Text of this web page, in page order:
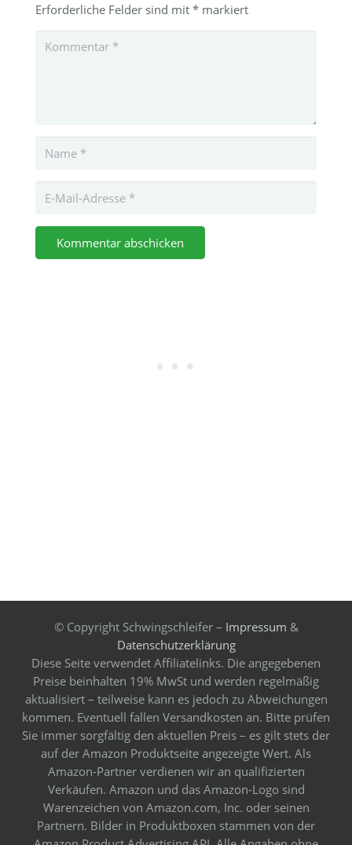
Erforderliche Felder sind mit * markiert
Kommentar abschicken
© Copyright Schwingschleifer – Impressum &
Datenschutzerklärung
Diese Seite verwendet Affiliatelinks. Die angegebenen
Preise beinhalten 19% MwSt und werden regelmäßig
aktualisiert – teilweise kann es jedoch zu Abweichungen
kommen. Eventuell fallen Versandkosten an. Bitte prüfen
Sie immer sorgfältig den aktuellen Preis – es gilt stets der
auf der Amazon Produktseite angezeigte Wert. Als
Amazon-Partner verdienen wir an qualifizierten
Verkäufen. Amazon und das Amazon-Logo sind
Warenzeichen von Amazon.com, Inc. oder seinen
Partnern. Bilder in Produktboxen stammen von der